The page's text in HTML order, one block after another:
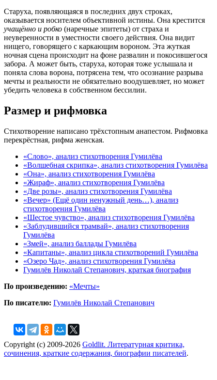
Старуха, появляющаяся в последних двух строках,
оказывается носителем объективной истины. Она крестится
учащённо и робко (наречные эпитеты) от страха и
неуверенности в уместности своего действия. Она видит
нищего, говорящего с каркающим вороном. Эта жуткая
ночная сцена происходит на фоне развалин и покосившегося
забора. А может быть, старуха, которая тоже услышала и
поняла слова ворона, потрясена тем, что осознание разрыва
мечты и реальности не обязательно воодушевляет, но может
убедить человека в собственном бессилии.
Размер и рифмовка
Стихотворение написано трёхстопным анапестом. Рифмовка
перекрёстная, рифма женская.
«Слово», анализ стихотворения Гумилёва
«Волшебная скрипка», анализ стихотворения Гумилёва
«Она», анализ стихотворения Гумилёва
«Жираф», анализ стихотворения Гумилёва
«Две розы», анализ стихотворения Гумилёва
«Вечер» (Ещё один ненужный день…), анализ
стихотворения Гумилёва
«Шестое чувство», анализ стихотворения Гумилёва
«Заблудившийся трамвай», анализ стихотворения
Гумилёва
«Змей», анализ баллады Гумилёва
«Капитаны», анализ цикла стихотворений Гумилёва
«Озеро Чад», анализ стихотворения Гумилёва
Гумилёв Николай Степанович, краткая биография
По произведению: «Мечты»
По писателю: Гумилёв Николай Степанович
Copyright (c) 2009-2026 Goldlit. Литературная критика,
сочинения, краткие содержания, биографии писателей.